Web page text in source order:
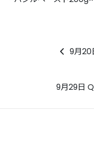
9月20
9月29日